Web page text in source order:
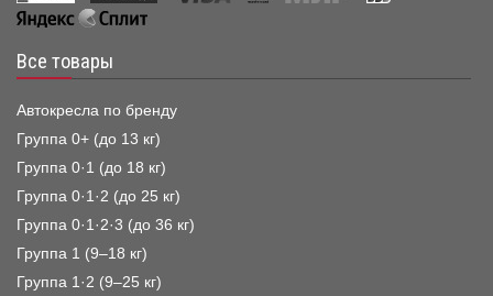
Все товары
Автокресла по бренду
Группа 0+ (до 13 кг)
Группа 0·1 (до 18 кг)
Группа 0·1·2 (до 25 кг)
Группа 0·1·2·3 (до 36 кг)
Группа 1 (9–18 кг)
Группа 1·2 (9–25 кг)